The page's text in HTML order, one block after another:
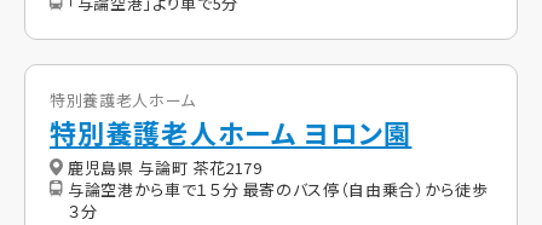
特別養護老人ホーム
特別養護老人ホーム ヨロン園
鹿児島県 与論町 茶花2179
与論空港から車で１５分 最寄のバス停（自由乗合）から徒歩
３分